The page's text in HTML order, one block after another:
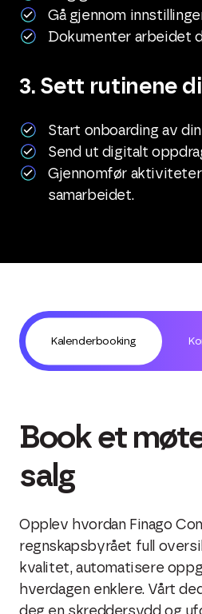
Gå gjennom
Dokumenter arbeidet
3. Sett rutinene
Start onboarding av
Send ut digitalt
Gjennomfør
samarbeidet.
Kalenderbooking
Book et
salg
Opplev hvordan Finago
regnskapsbyrået full
kvalitet, automatisere
hverdagen enklere. Vårt